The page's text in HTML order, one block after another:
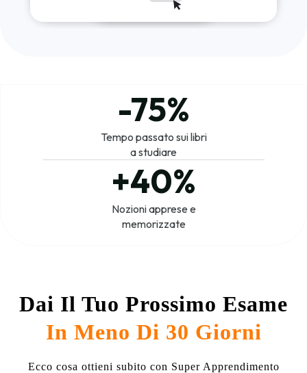
-75%
Tempo passato sui libri
a studiare
+40%
Nozioni apprese e
memorizzate
Dai Il Tuo Prossimo Esame
In Meno Di 30 Giorni
Ecco cosa ottieni subito con Super Apprendimento